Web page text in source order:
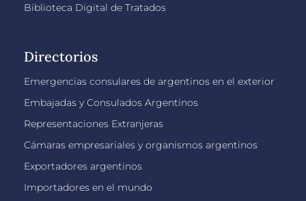
Biblioteca Digital de Tratados
Directorios
Emergencias consulares de argentinos en el exterior
Embajadas y Consulados Argentinos
Representaciones Extranjeras
Cámaras empresariales y organismos argentinos
Exportadores argentinos
Importadores en el mundo